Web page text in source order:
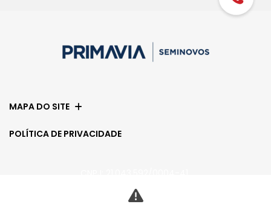
MAPA DO SITE
POLÍTICA DE PRIVACIDADE